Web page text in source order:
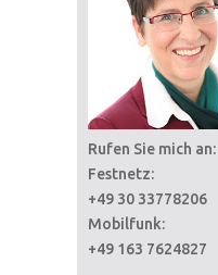
Rufen Sie mich an:
Festnetz:
+49 30 33778206
Mobilfunk:
+49 163 7624827